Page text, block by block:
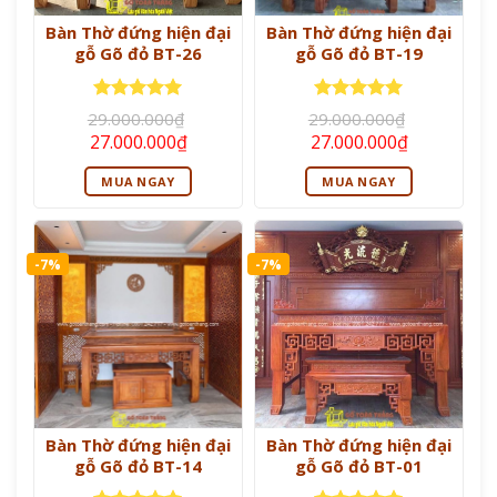
Bàn Thờ đứng hiện đại
gỗ Gõ đỏ BT-26
Được xếp
hạng55
sao
29.000.000₫
Giá
gốc
là:
29.000.000₫.
27.000.000₫Giá
hiện
tại
là:
27.000.000₫.
MUA NGAY
Bàn Thờ đứng hiện đại
gỗ Gõ đỏ BT-19
Được xếp
hạng55
sao
29.000.000₫
Giá
gốc
là:
29.000.000₫.
27.000.000₫Giá
hiện
tại
là:
MUA NGAY
-7%
Bàn Thờ đứng hiện đại
gỗ Gõ đỏ BT-14
-7%
Bàn Thờ đứng hiện đại
gỗ Gõ đỏ BT-01